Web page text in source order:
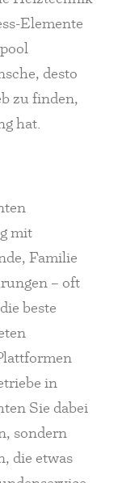
Elemente
desto
zu finden,
hat.
mit
Familie
– oft
beste
in
Sie dabei
sondern
die etwas